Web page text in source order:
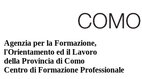
Agenzia per la Formazione,
l'Orientamento ed il Lavoro
della Provincia di Como
Centro di Formazione Professionale